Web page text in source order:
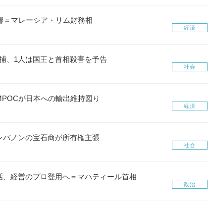
マレーシア・リム財務相
経済
、1人は国王と首相殺害を予告
社会
が日本への輸出維持図り
経済
ノンの宝石商が所有権主張
社会
経営のプロ登用へ＝マハティール首相
政治